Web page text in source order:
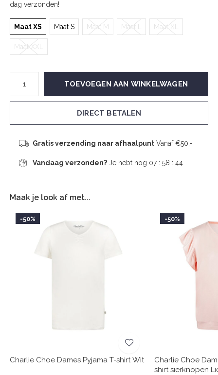
dag verzonden!
Maat XS Maat S Maat M Maat L Maat XL
Maat XXL
TOEVOEGEN AAN WINKELWAGEN
DIRECT BETALEN
Gratis verzending naar afhaalpuntVanaf €50,-
Vandaag verzonden?Je hebt nog 07 : 58 : 44
Maak je look af met...
-50%
Charlie Choe Dames Pyjama T-shirt Wit
-50%
Charlie Choe
shirt sierknopen